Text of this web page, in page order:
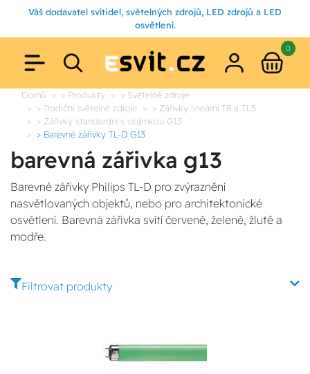
Váš dodavatel svítidel, světelných zdrojů, LED zdrojů a LED
osvětlení.
0
Domů > Produkty
> Světelné zdroje
> Tradiční světelné zdroje
> Zářivky lineární T8 a TL5
> Zářivky standardní s objímkou G13
> Barevné zářivky TL-D G13
barevná zářivka g13
Barevné zářivky Philips TL-D pro zvýraznění
nasvětlovaných objektů, nebo pro architektonické
osvětlení. Barevná zářivka svítí červeně, želeně, žlutě a
modře.
Filtrovat produkty